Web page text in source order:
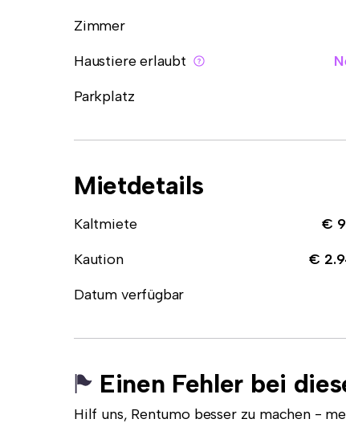
Zimmer
Haustiere erlaubt
Parkplatz
Mietdetails
Kaltmiete €
Kaution
€
Datum verfügbar
Einen Fehler bei
Hilf uns, Rentumo besser zu machen -